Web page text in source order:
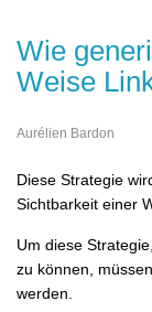
Wie
Weise
Aurélien Bardon
Diese Strategie
Sichtbarkeit einer
Um diese
zu können,
werden.